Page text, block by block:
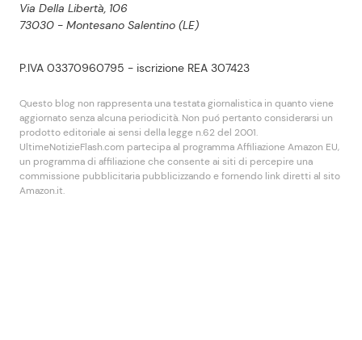
Via Della Libertà, 106
73030 - Montesano Salentino (LE)
P.IVA 03370960795 - iscrizione REA 307423
Questo blog non rappresenta una testata giornalistica in quanto viene
aggiornato senza alcuna periodicità. Non puó pertanto considerarsi un
prodotto editoriale ai sensi della legge n.62 del 2001.
UltimeNotizieFlash.com partecipa al programma Affiliazione Amazon EU,
un programma di affiliazione che consente ai siti di percepire una
commissione pubblicitaria pubblicizzando e fornendo link diretti al sito
Amazon.it.